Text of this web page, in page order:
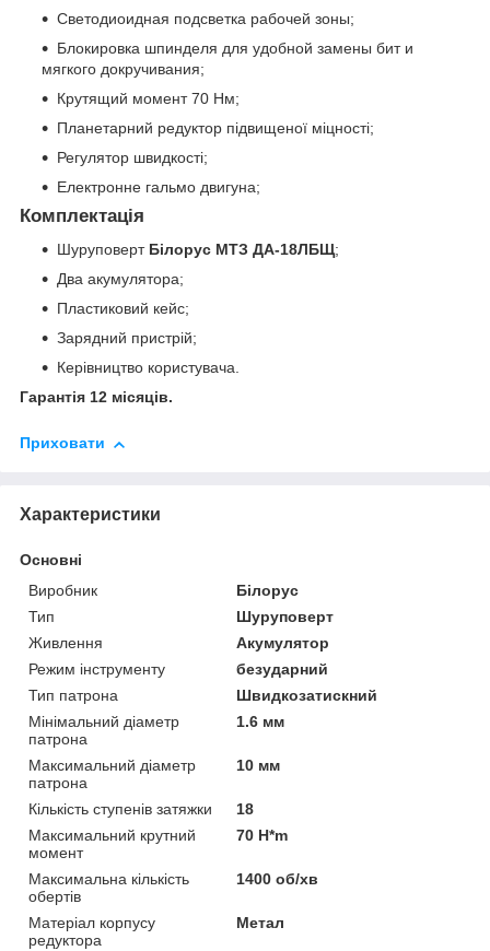
Светодиоидная подсветка рабочей зоны;
Блокировка шпинделя для удобной замены бит и
мягкого докручивания;
Крутящий момент 70 Нм;
Планетарний редуктор підвищеної міцності;
Регулятор швидкості;
Електронне гальмо двигуна;
Комплектація
Шуруповерт Білорус МТЗ ДА-18ЛБЩ;
Два акумулятора;
Пластиковий кейс;
Зарядний пристрій;
Керівництво користувача.
Гарантія 12 місяців.
Приховати
Характеристики
Основні
Виробник
Білорус
Тип
Шуруповерт
Живлення
Акумулятор
Режим інструменту
безударний
Тип патрона
Швидкозатискний
Мінімальний діаметр
патрона
1.6 мм
Максимальний діаметр
патрона
10 мм
Кількість ступенів затяжки
18
Максимальний крутний
момент
70 H*m
Максимальна кількість
обертів
1400 об/хв
Матеріал корпусу
редуктора
Метал